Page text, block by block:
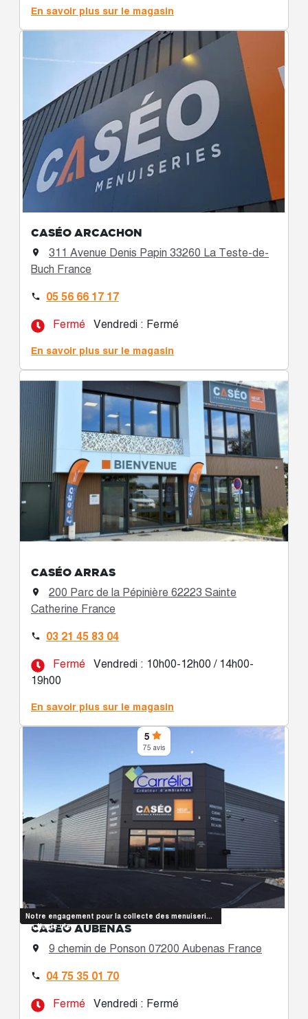
En savoir plus sur le magasin
CASÉO ARCACHON

311 Avenue Denis Papin 33260 La Teste-de-
Buch France
 05 56 66 17 17
Fermé Vendredi : Fermé
En savoir plus sur le magasin
CASÉO ARRAS

200 Parc de la Pépinière 62223 Sainte
Catherine France
 03 21 45 83 04
Fermé
Vendredi : 10h00-12h00 / 14h00-
19h00
En savoir plus sur le magasin
5
75 avis
Notre engagement pour la collecte des menuiseries
en fin de vie
CASÉO AUBENAS
 9 chemin de Ponson 07200 Aubenas France
 04 75 35 01 70
Fermé Vendredi : Fermé